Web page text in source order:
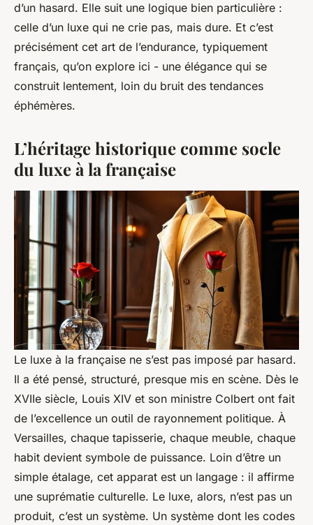
d’un hasard. Elle suit une logique bien particulière :
celle d’un luxe qui ne crie pas, mais dure. Et c’est
précisément cet art de l’endurance, typiquement
français, qu’on explore ici - une élégance qui se
construit lentement, loin du bruit des tendances
éphémères.
L’héritage historique comme socle
du luxe à la française
Le luxe à la française ne s’est pas imposé par hasard.
Il a été pensé, structuré, presque mis en scène. Dès le
XVIIe siècle, Louis XIV et son ministre Colbert ont fait
de l’excellence un outil de rayonnement politique. À
Versailles, chaque tapisserie, chaque meuble, chaque
habit devient symbole de puissance. Loin d’être un
simple étalage, cet apparat est un langage : il affirme
une suprématie culturelle. Le luxe, alors, n’est pas un
produit, c’est un système. Un système dont les codes